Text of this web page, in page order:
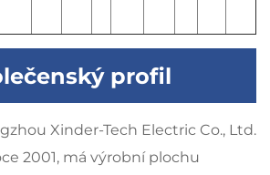
profil
Xinder-Tech Electric Co., Ltd.
2001, má výrobní plochu